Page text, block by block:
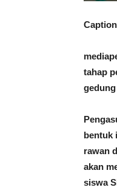
tahap
bentuk
rawan
akan
siswa